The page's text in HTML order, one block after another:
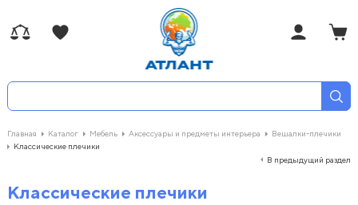
Главная Каталог Мебель Аксессуары и предметы интерьера
Вешалки-плечики
Классические плечики
В предыдущий раздел
Классические плечики